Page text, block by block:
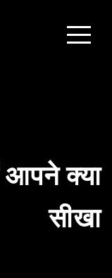
आपने क्या
सीखा